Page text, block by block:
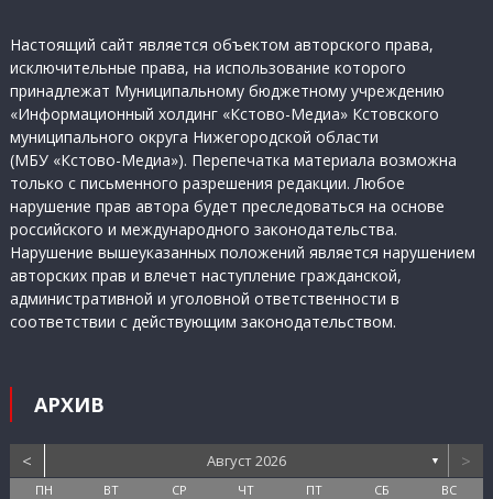
Настоящий сайт является объектом авторского права,
исключительные права, на использование которого
принадлежат Муниципальному бюджетному учреждению
«Информационный холдинг «Кстово-Медиа» Кстовского
муниципального округа Нижегородской области
(МБУ «Кстово-Медиа»). Перепечатка материала возможна
только с письменного разрешения редакции. Любое
нарушение прав автора будет преследоваться на основе
российского и международного законодательства.
Нарушение вышеуказанных положений является нарушением
авторских прав и влечет наступление гражданской,
административной и уголовной ответственности в
соответствии с действующим законодательством.
АРХИВ
< Август 2026 ▼ >
ПН ВТ СР ЧТ ПТ СБ ВС